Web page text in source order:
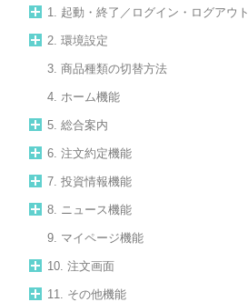
1. 起動・終了／ログイン・ログアウト
2. 環境設定
3. 商品種類の切替方法
4. ホーム機能
5. 総合案内
6. 注文約定機能
7. 投資情報機能
8. ニュース機能
9. マイページ機能
10. 注文画面
11. その他機能